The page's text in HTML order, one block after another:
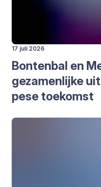
17 juli 2026
Bon­ten­bal en
geza­men­lij­ke
pe­se toe­komst